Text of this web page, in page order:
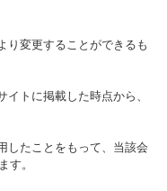
り変更することができるも
トに掲載した時点から、
したことをもって、当該会
す。